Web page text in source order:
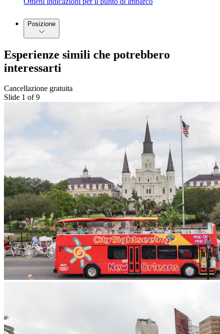
Posizione
Esperienze simili che potrebbero
interessarti
Cancellazione gratuita
Slide 1 of 9